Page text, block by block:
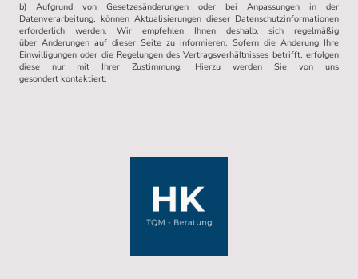
b) Aufgrund von Gesetzesänderungen oder bei Anpassungen in der
Datenverarbeitung, können Aktualisierungen dieser Datenschutzinformationen
erforderlich werden. Wir empfehlen Ihnen deshalb, sich regelmäßig
über Änderungen auf dieser Seite zu informieren. Sofern die Änderung Ihre
Einwilligungen oder die Regelungen des Vertragsverhältnisses betrifft, erfolgen
diese nur mit Ihrer Zustimmung. Hierzu werden Sie von uns
gesondert kontaktiert.